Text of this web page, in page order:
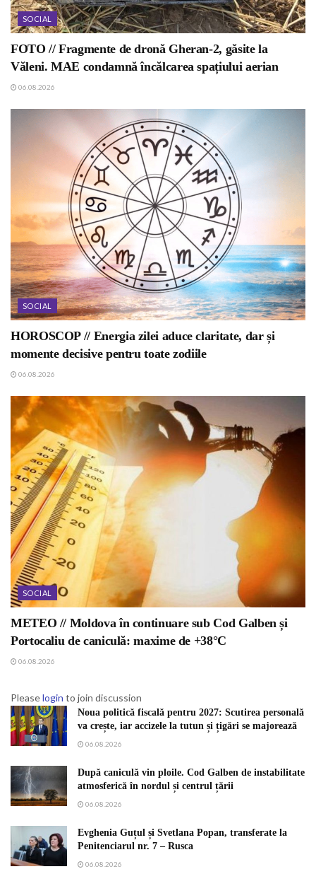
SOCIAL
FOTO // Fragmente de dronă Gheran-2, găsite la
Văleni. MAE condamnă încălcarea spațiului aerian
06.08.2026
SOCIAL
HOROSCOP // Energia zilei aduce claritate, dar și
momente decisive pentru toate zodiile
06.08.2026
SOCIAL
METEO // Moldova în continuare sub Cod Galben și
Portocaliu de caniculă: maxime de +38°C
06.08.2026
Pleaselogin to join discussion
Noua politică fiscală pentru 2027: Scutirea personală
va crește, iar accizele la tutun și țigări se majorează
06.08.2026
După caniculă vin ploile. Cod Galben de instabilitate
atmosferică în nordul și centrul țării
06.08.2026
Evghenia Guțul și Svetlana Popan, transferate la
Penitenciarul nr. 7 – Rusca
06.08.2026